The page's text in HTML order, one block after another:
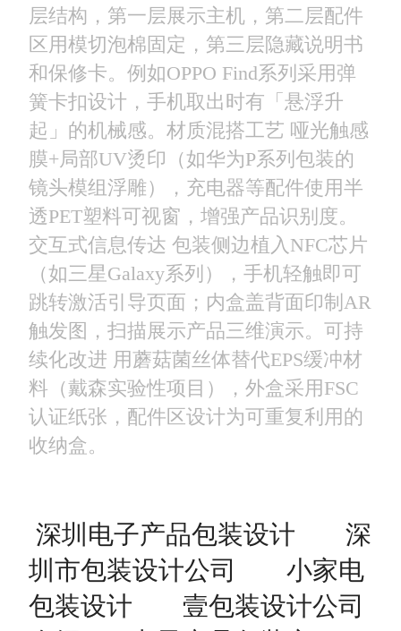
层结构，第一层展示主机，第二层配件
区用模切泡棉固定，第三层隐藏说明书
和保修卡。例如OPPO Find系列采用弹
簧卡扣设计，手机取出时有「悬浮升
起」的机械感。 ​材质混搭工艺 哑光触感
膜+局部UV烫印（如华为P系列包装的
镜头模组浮雕），充电器等配件使用半
透PET塑料可视窗，增强产品识别度。 ​
交互式信息传达 包装侧边植入NFC芯片
（如三星Galaxy系列），手机轻触即可
跳转激活引导页面；内盒盖背面印制AR
触发图，扫描展示产品三维演示。 ​可持
续化改进 用蘑菇菌丝体替代EPS缓冲材
料（戴森实验性项目），外盒采用FSC
认证纸张，配件区设计为可重复利用的
收纳盒。
深圳电子产品包装设计
深
圳市包装设计公司
小家电
包装设计
壹包装设计公司